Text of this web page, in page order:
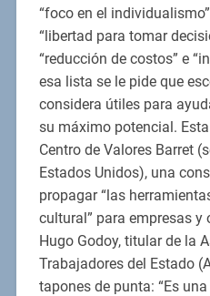
“foco en el
“libertad para tomar
“reducción de costos” e
esa lista se le pide que
considera útiles para
su máximo potencial.
Centro de Valores Barret
Estados Unidos), una
propagar “las
cultural” para empresas y
Hugo Godoy, titular de la
Trabajadores del Estado
tapones de punta: “Es